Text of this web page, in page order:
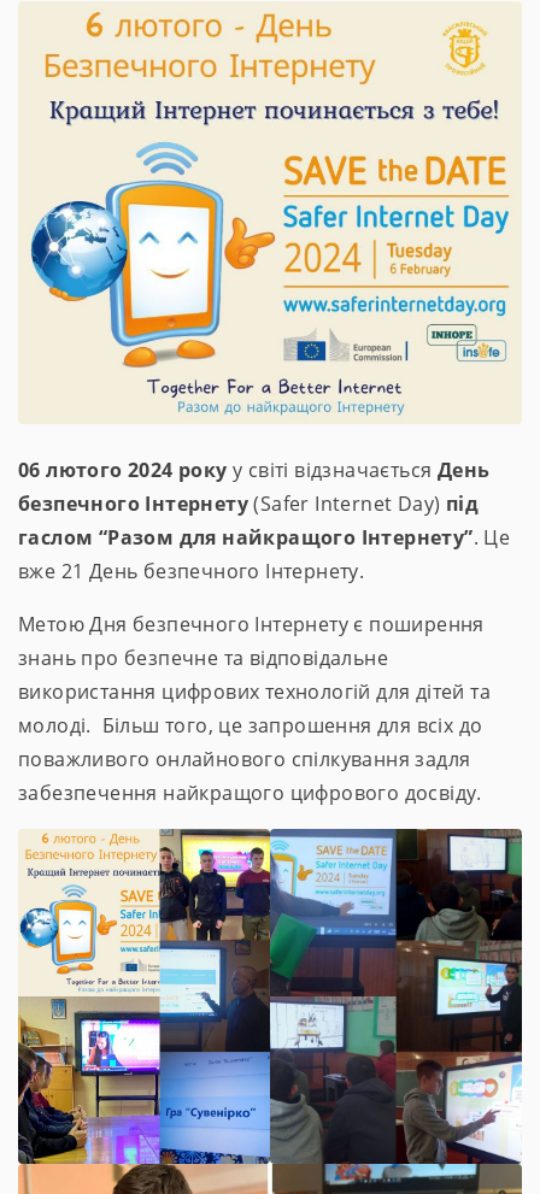
06 лютого 2024 року у світі відзначається День
безпечного Інтернету(Safer Internet Day) під
гаслом “Разом для найкращого Інтернету”. Це
вже 21 День безпечного Інтернету.
Метою Дня безпечного Інтернету є поширення
знань про безпечне та відповідальне
використання цифрових технологій для дітей та
молоді. Більш того, це запрошення для всіх до
поважливого онлайнового спілкування задля
забезпечення найкращого цифрового досвіду.